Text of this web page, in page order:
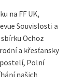
na FF UK,
Souvislosti a
Ochoz
a křesťansky
Polní
našich